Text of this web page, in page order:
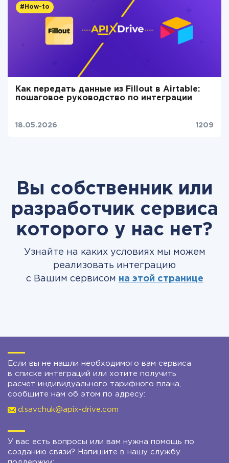
#How-to
Как передать данные из Fillout в Airtable:
пошаговое руководство по интеграции
18.05.2026 1209
Вы собственник или
разработчик сервиса
которого у нас нет?
Узнайте на каких условиях мы можем
реализовать интеграцию
с Вашим сервисом на этой странице
Если вы не нашли необходимого вам сервиса
в списке интеграций или хотите получить
расчет индивидуального тарифного плана,
сообщите нам об этом по адресу:
d.savchuk@apix-drive.com
У вас есть вопросы или вам нужна помощь по
созданию связи? Напишите в нашу службу